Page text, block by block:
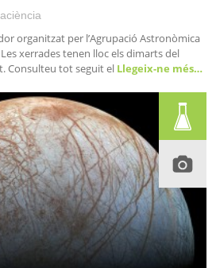
organitzat per l’Agrupació Astronòmica
xerrades tenen lloc els dimarts del
Consulteu tot seguit el Llegeix-ne més…